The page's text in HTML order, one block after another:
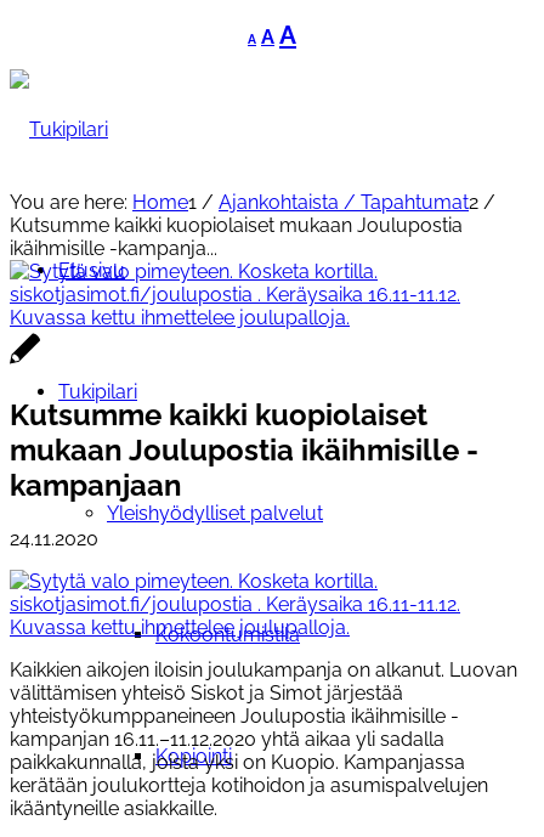
A
Decrease
font
A Reset
font
AIncrease
Etusivu
Tukipilari
Yleishyödylliset palvelut
Kokoontumistila
Kopiointi
You are here: Home1 / Ajankohtaista / Tapahtumat2 /
Kutsumme kaikki kuopiolaiset mukaan Joulupostia
ikäihmisille -kampanja...
Kutsumme kaikki kuopiolaiset
mukaan Joulupostia ikäihmisille -
kampanjaan
24.11.2020
Kaikkien aikojen iloisin joulukampanja on alkanut. Luovan
välittämisen yhteisö Siskot ja Simot järjestää
yhteistyökumppaneineen Joulupostia ikäihmisille -
kampanjan 16.11.–11.12.2020 yhtä aikaa yli sadalla
paikkakunnalla, joista yksi on Kuopio. Kampanjassa
kerätään joulukortteja kotihoidon ja asumispalvelujen
ikääntyneille asiakkaille.